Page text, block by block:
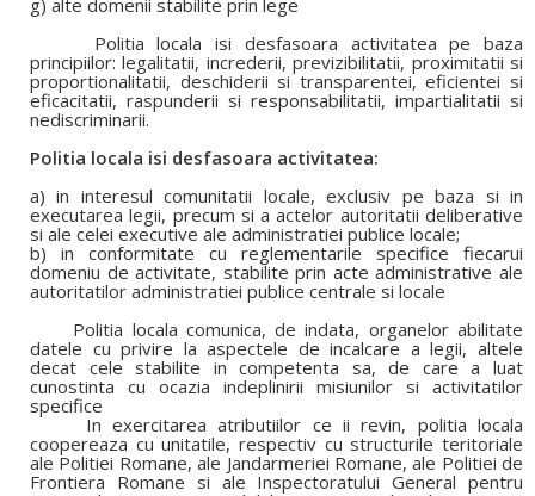
g) alte domenii stabilite prin lege
Politia locala isi desfasoara activitatea pe baza
principiilor: legalitatii, increderii, previzibilitatii, proximitatii si
proportionalitatii, deschiderii si transparentei, eficientei si
eficacitatii, raspunderii si responsabilitatii, impartialitatii si
nediscriminarii.
Politia locala isi desfasoara activitatea:
a) in interesul comunitatii locale, exclusiv pe baza si in
executarea legii, precum si a actelor autoritatii deliberative
si ale celei executive ale administratiei publice locale;
b) in conformitate cu reglementarile specifice fiecarui
domeniu de activitate, stabilite prin acte administrative ale
autoritatilor administratiei publice centrale si locale
Politia locala comunica, de indata, organelor abilitate
datele cu privire la aspectele de incalcare a legii, altele
decat cele stabilite in competenta sa, de care a luat
cunostinta cu ocazia indeplinirii misiunilor si activitatilor
specifice
In exercitarea atributiilor ce ii revin, politia locala
coopereaza cu unitatile, respectiv cu structurile teritoriale
ale Politiei Romane, ale Jandarmeriei Romane, ale Politiei de
Frontiera Romane si ale Inspectoratului General pentru